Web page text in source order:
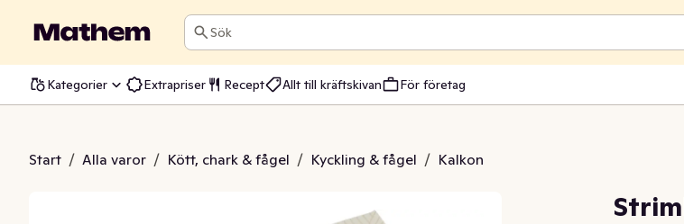
Sök
Kategorier Extrapriser Recept Allt till kräftskivan För företag
Start / Alla varor / Kött, chark & fågel / Kyckling & fågel / Kalkon
Fryst